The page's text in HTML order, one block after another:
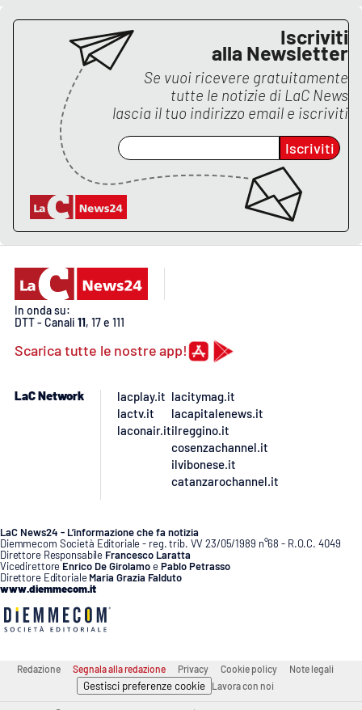
Laconair.it
Lacitymag.it
Lacapitalenews.it
Ilreggino.it
Cosenzachannel.it
Ilvibonese.it
Catanzarochannel.it
Iscriviti
alla Newsletter
Se vuoi ricevere gratuitamente
tutte le notizie di LaC News
lascia il tuo indirizzo email e iscriviti
Iscriviti
In onda su:
DTT - Canali 11, 17 e 111
Scarica tutte le nostre app!
LaC Network
lacplay.it
lactv.it
laconair.it
lacitymag.it
lacapitalenews.it
ilreggino.it
cosenzachannel.it
ilvibonese.it
catanzarochannel.it
LaC News24 - L’informazione che fa notizia
Diemmecom Società Editoriale - reg. trib. VV 23/05/1989 n°68 - R.O.C. 4049
Direttore Responsabile Francesco Laratta
Vicedirettore Enrico De GirolamoePablo Petrasso
Direttore Editoriale Maria Grazia Falduto
www.diemmecom.it
Redazione Segnala alla redazione Privacy Cookie policy Note legali
Gestisci preferenze cookie Lavora con noi